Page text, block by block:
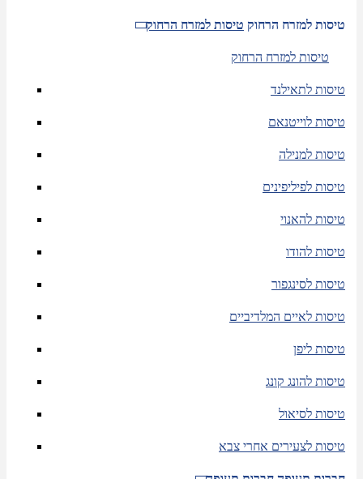
טיסות למזרח הרחוק טיסות למזרח הרחוק
טיסות למזרח הרחוק
טיסות לתאילנד
טיסות לוייטנאם
טיסות למנילה
טיסות לפיליפינים
טיסות להאנוי
טיסות להודו
טיסות לסינגפור
טיסות לאיים המלדיביים
טיסות ליפן
טיסות להונג קונג
טיסות לסיאול
טיסות לצעירים אחרי צבא